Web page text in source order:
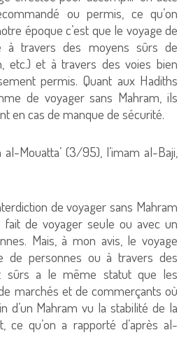
ou permis, ce qu’on
époque c’est que le voyage de
à travers des moyens sûrs de
etc.) et à travers des voies bien
permis. Quant aux Hadiths
de voyager sans Mahram, ils
en cas de manque de sécurité.
Mouatta’ (3/95), l’imam al-Baji,
de voyager sans Mahram
de voyager seule ou avec un
Mais, à mon avis, le voyage
de personnes ou à travers des
sûrs a le même statut que les
marchés et de commerçants où
d’un Mahram vu la stabilité de la
ce qu’on a rapporté d’après al-